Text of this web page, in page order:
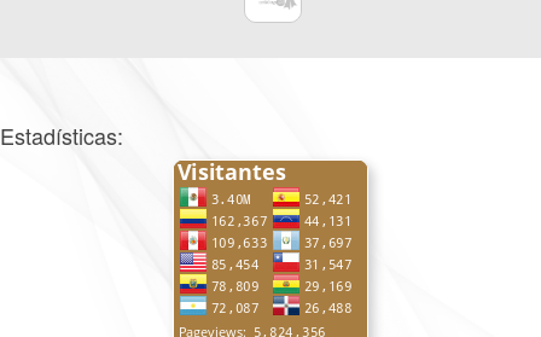
Estadísticas: